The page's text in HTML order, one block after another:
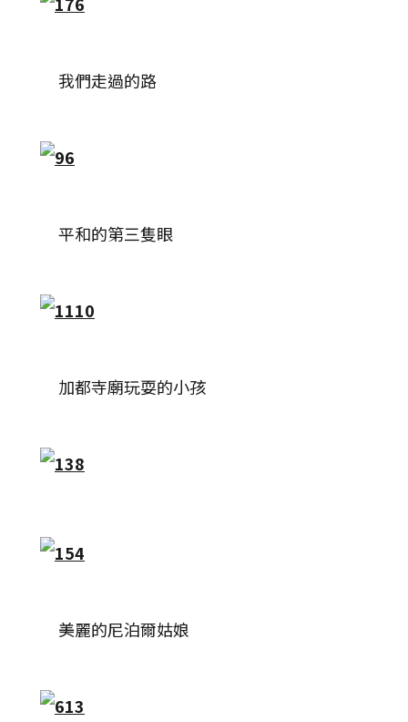
我們走過的路
平和的第三隻眼
加都寺廟玩耍的小孩
美麗的尼泊爾姑娘